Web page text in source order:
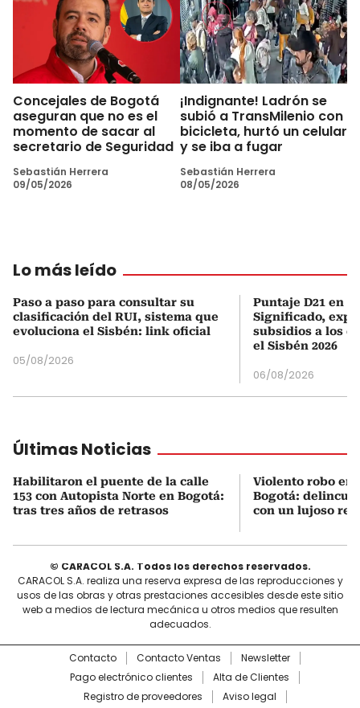
Concejales de Bogotá
aseguran que no es el
momento de sacar al
secretario de Seguridad
Sebastián Herrera
09/05/2026
¡Indignante! Ladrón se
subió a TransMilenio con
bicicleta, hurtó un celular
y se iba a fugar
Sebastián Herrera
08/05/2026
Lo más leído
Paso a paso para consultar su
clasificación del RUI, sistema que
evoluciona el Sisbén: link oficial
05/08/2026
Puntaje D21 en
Significado,
subsidios a los
el Sisbén 2026
06/08/2026
Últimas Noticias
Habilitaron el puente de la calle
153 con Autopista Norte en Bogotá:
tras tres años de retrasos
Violento robo en
Bogotá:
con un lujoso
© CARACOL S.A. Todos los derechos reservados.
CARACOL S.A. realiza una reserva expresa de las reproducciones y
usos de las obras y otras prestaciones accesibles desde este sitio
web a medios de lectura mecánica u otros medios que resulten
adecuados.
Contacto Contacto Ventas
Newsletter
Pago electrónico clientes
Alta de Clientes
Registro de proveedores
Aviso legal